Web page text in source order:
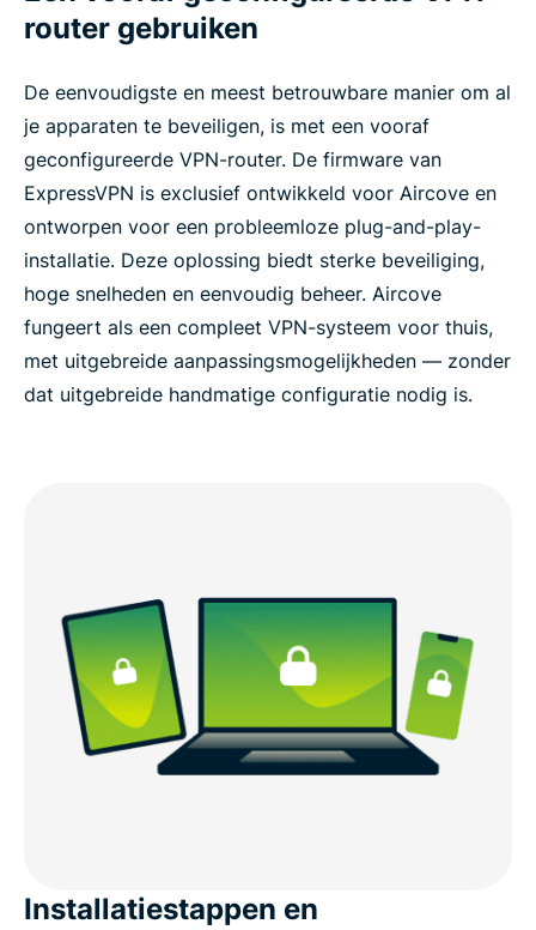
router gebruiken
De eenvoudigste en meest betrouwbare manier om al
je apparaten te beveiligen, is met een vooraf
geconfigureerde VPN-router. De firmware van
ExpressVPN is exclusief ontwikkeld voor Aircove en
ontworpen voor een probleemloze plug-and-play-
installatie. Deze oplossing biedt sterke beveiliging,
hoge snelheden en eenvoudig beheer. Aircove
fungeert als een compleet VPN-systeem voor thuis,
met uitgebreide aanpassingsmogelijkheden — zonder
dat uitgebreide handmatige configuratie nodig is.
Installatiestappen en